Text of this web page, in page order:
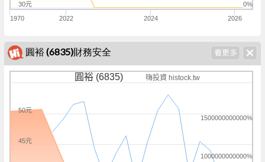
1970 2022 2024 2026
0%
30元
圓裕 (6835)財務安全
圓裕 (6835) 嗨投資 histock.tw
1000000000000%
1500000000000%
45元
50元